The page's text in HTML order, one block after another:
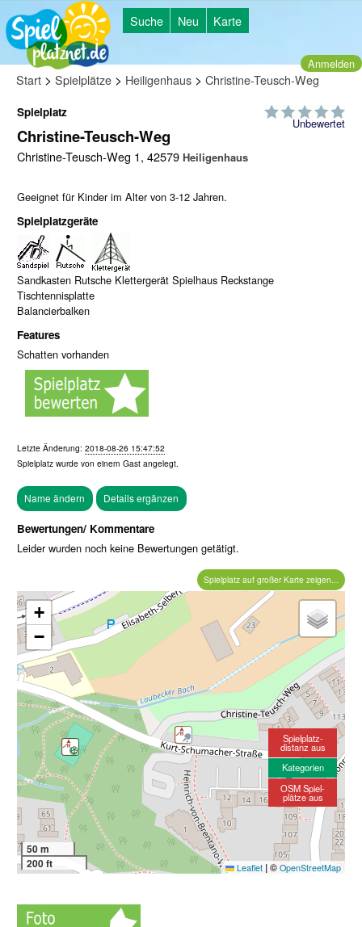
Suche Neu Karte
Anmelden
Start > Spielplätze > Heiligenhaus > Christine-Teusch-Weg
Unbewertet
Spielplatz
Christine-Teusch-Weg
Christine-Teusch-Weg 1, 42579 Heiligenhaus
Geeignet für Kinder im Alter von 3-12 Jahren.
Spielplatzgeräte
Sandkasten Rutsche Klettergerät Spielhaus Reckstange
Tischtennisplatte
Balancierbalken
Features
Schatten vorhanden
Letzte Änderung: 2018-08-26 15:47:52
Spielplatz wurde von einem Gast angelegt.
Bewertungen/ Kommentare
Leider wurden noch keine Bewertungen getätigt.
Spielplatz auf großer Karte zeigen...
+
−
50 m
200 ft
Leaflet |© OpenStreetMap
Spielplatz-
distanz aus
Kategorien
OSM Spiel-
plätze aus